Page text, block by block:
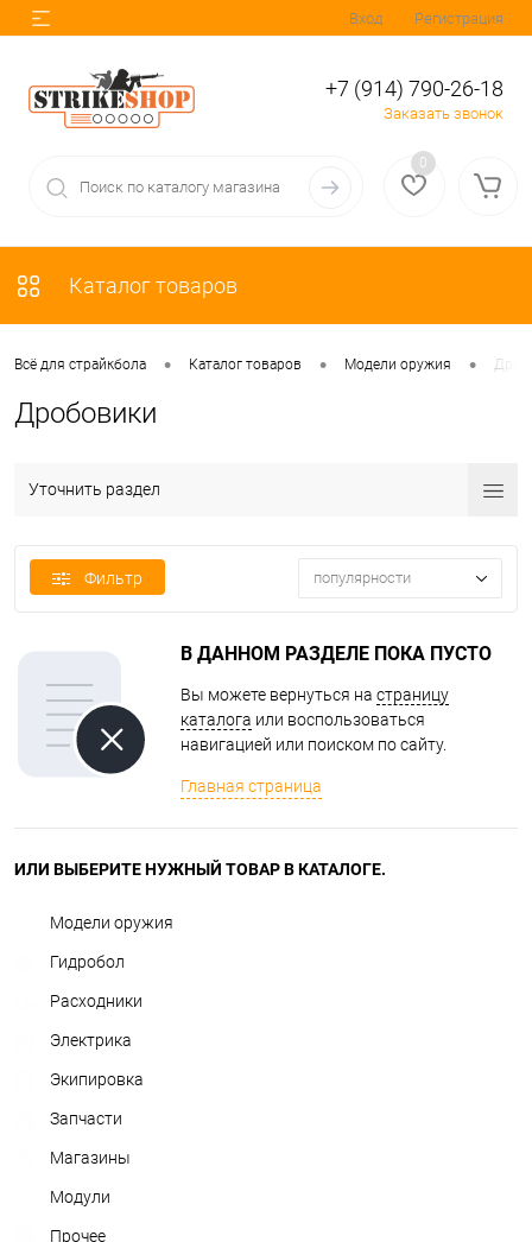
Вход Регистрация
+7 (914) 790-26-18
Заказать звонок
0
Каталог товаров
Всё для страйкбола • Каталог товаров • Модели оружия •
Дробовики
Уточнить раздел
Фильтр популярности
В ДАННОМ РАЗДЕЛЕ ПОКА ПУСТО
Вы можете вернуться на страницу
каталога или воспользоваться
навигацией или поиском по сайту.
Главная страница
ИЛИ ВЫБЕРИТЕ НУЖНЫЙ ТОВАР В КАТАЛОГЕ.
Модели оружия
Гидробол
Расходники
Электрика
Экипировка
Запчасти
Магазины
Модули
Прочее